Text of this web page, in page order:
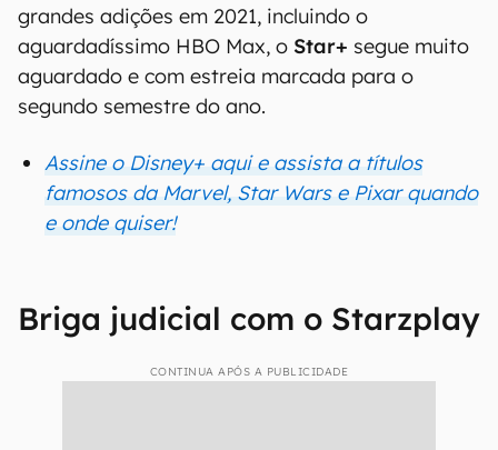
grandes adições em 2021, incluindo o
aguardadíssimo HBO Max, o Star+ segue muito
aguardado e com estreia marcada para o
segundo semestre do ano.
Assine o Disney+ aqui e assista a títulos
famosos da Marvel, Star Wars e Pixar quando
e onde quiser!
Briga judicial com o Starzplay
CONTINUA APÓS A PUBLICIDADE